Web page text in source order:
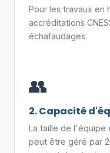
Pour les travaux en
accréditations
échafaudages.
👥
2. Capacité
La taille de l'équipe
peut être géré par